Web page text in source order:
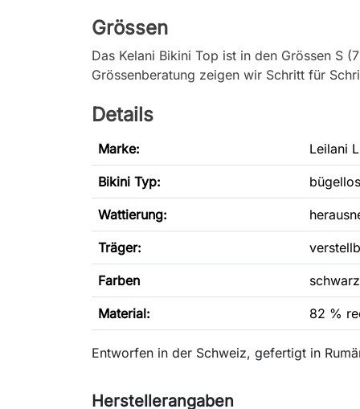
Grössen
Das Kelani Bikini Top ist in den Grössen S
Grössenberatung zeigen wir Schritt für
Details
Marke: Leilani
Bikini Typ:
Wattierung:
Träger:
Farben
Material: 82 %
Entworfen in der Schweiz, gefertigt in
Herstellerangaben